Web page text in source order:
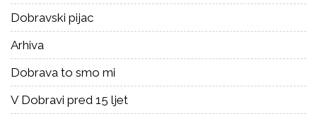
Dobravski pijac
Arhiva
Dobrava to smo mi
V Dobravi pred 15 ljet